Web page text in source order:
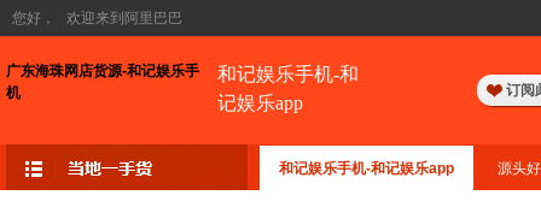
您好， 欢迎来到阿里巴巴
广东海珠网店货源-和记娱乐手
机
和记娱乐手机-和
记娱乐app
订阅
和记娱乐手机-和记娱乐app 源头